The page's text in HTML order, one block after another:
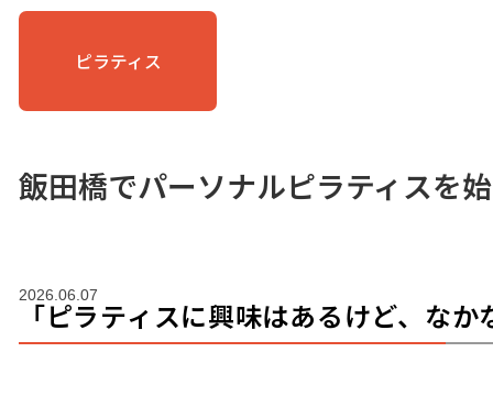
ピラティス
飯田橋でパーソナルピラティスを
2026.06.07
「ピラティスに興味はあるけど、な